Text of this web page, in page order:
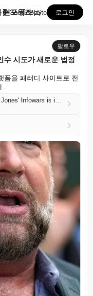
어니언의 알렉스 존스의 인포워즈 인수 시도가 새로운 법...
GooglePlay
AppStore 로그인
팔로우
수 시도가 새로운 법정
폼을 패러디 사이트로 전
The Onion's bid to take over Alex Jones' Infowars is in limbo as new court battles emerge